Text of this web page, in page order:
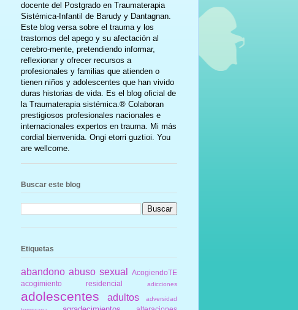
docente del Postgrado en Traumaterapia
Sistémica-Infantil de Barudy y Dantagnan.
Este blog versa sobre el trauma y los
trastornos del apego y su afectación al
cerebro-mente, pretendiendo informar,
reflexionar y ofrecer recursos a
profesionales y familias que atienden o
tienen niños y adolescentes que han vivido
duras historias de vida. Es el blog oficial de
la Traumaterapia sistémica.® Colaboran
prestigiosos profesionales nacionales e
internacionales expertos en trauma. Mi más
cordial bienvenida. Ongi etorri guztioi. You
are wellcome.
Buscar este blog
Etiquetas
abandono abuso sexual
AcogiendoTE
acogimiento residencial
adicciones
adolescentes adultos
adversidad